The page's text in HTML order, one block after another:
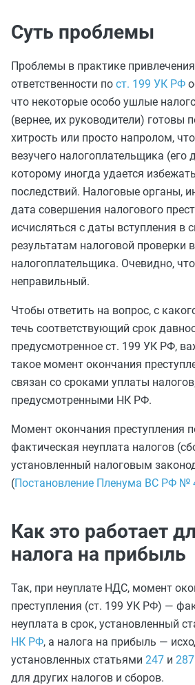
Суть проблемы
Проблемы в практике
ответственности по ст. 199 УК РФ
что некоторые особо ушлые
(вернее, их руководители) готовы
хитрость или просто напролом,
везучего налогоплательщика (его
которому иногда удается
последствий. Налоговые органы,
дата совершения налогового
исчисляться с даты вступления в
результатам налоговой проверки
налогоплательщика. Очевидно,
неправильный.
Чтобы ответить на вопрос, с
течь соответствующий срок
предусмотренное ст. 199 УК РФ,
такое момент окончания
связан со сроками уплаты
предусмотренными НК РФ.
Момент окончания преступления
фактическая неуплата налогов
установленный налоговым
(Постановление Пленума ВС РФ №
Как это работает
налога на прибыль
Так, при неуплате НДС, момент
преступления (ст. 199 УК РФ) —
неуплата в срок, установленный
НК РФ, а налога на прибыль —
установленных статьями 247 и
для других налогов и сборов.